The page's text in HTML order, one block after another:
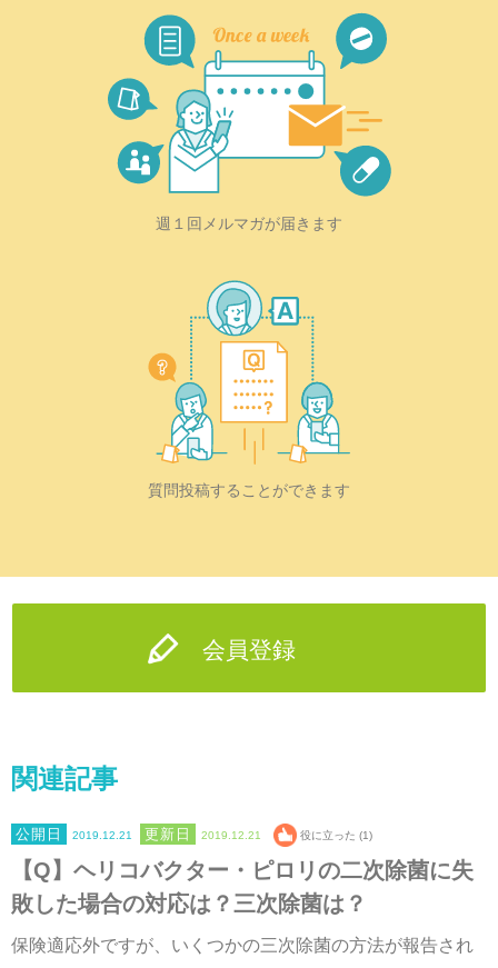
週１回メルマガが届きます
質問投稿することができます
会員登録
関連記事
2019.12.21 2019.12.21 役に立った (1)
【Q】ヘリコバクター・ピロリの二次除菌に失
敗した場合の対応は？三次除菌は？
保険適応外ですが、いくつかの三次除菌の方法が報告され